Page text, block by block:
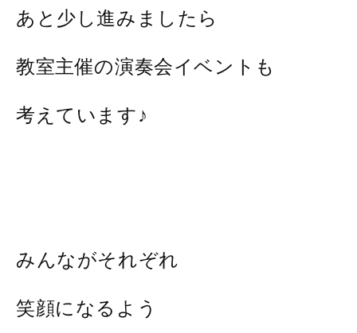
あと少し進みましたら
教室主催の演奏会イベントも
考えています♪
みんながそれぞれ
笑顔になるよう